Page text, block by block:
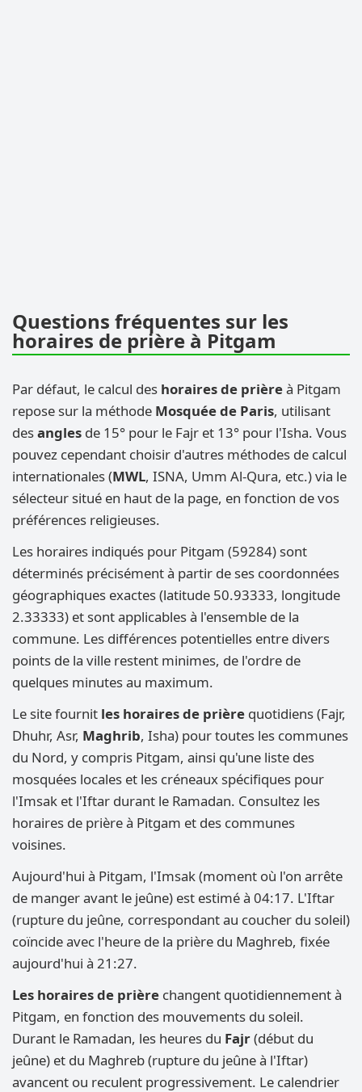
Questions fréquentes sur les
horaires de prière à Pitgam
Par défaut, le calcul des horaires de prièreà Pitgam
repose sur la méthode Mosquée de Paris, utilisant
desangles de 15° pour le Fajr et 13° pour l'Isha. Vous
pouvez cependant choisir d'autres méthodes de calcul
internationales (MWL, ISNA, Umm Al-Qura, etc.) via le
sélecteur situé en haut de la page, en fonction de vos
préférences religieuses.
Les horaires indiqués pour Pitgam (59284) sont
déterminés précisément à partir de ses coordonnées
géographiques exactes (latitude 50.93333, longitude
2.33333) et sont applicables à l'ensemble de la
commune. Les différences potentielles entre divers
points de la ville restent minimes, de l'ordre de
quelques minutes au maximum.
Le site fournit les horaires de prière quotidiens (Fajr,
Dhuhr, Asr, Maghrib, Isha) pour toutes les communes
du Nord, y compris Pitgam, ainsi qu'une liste des
mosquées locales et les créneaux spécifiques pour
l'Imsak et l'Iftar durant le Ramadan. Consultez les
horaires de prière à Pitgam et des communes
voisines.
Aujourd'hui à Pitgam, l'Imsak (moment où l'on arrête
de manger avant le jeûne) est estimé à 04:17. L'Iftar
(rupture du jeûne, correspondant au coucher du soleil)
coïncide avec l'heure de la prière du Maghreb, fixée
aujourd'hui à 21:27.
Les horaires de prière changent quotidiennement à
Pitgam, en fonction des mouvements du soleil.
Durant le Ramadan, les heures du Fajr(début du
jeûne) et du Maghreb (rupture du jeûne à l'Iftar)
avancent ou reculent progressivement. Le calendrier